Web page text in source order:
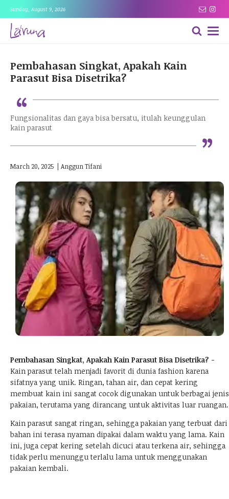
Sunday, August 9, 2026
Pembahasan Singkat, Apakah Kain
Parasut Bisa Disetrika?
“
Fungsionalitas dan gaya bisa bersatu, itulah keunggulan
kain parasut
“
March 20, 2025 Anggun Tifani
Pembahasan Singkat, Apakah Kain Parasut Bisa Disetrika? -
Kain parasut telah menjadi favorit di dunia fashion karena
sifatnya yang unik. Ringan, tahan air, dan cepat kering
membuat kain ini sangat cocok digunakan untuk berbagai jenis
pakaian, terutama yang dirancang untuk aktivitas luar ruangan.
Kain parasut sangat ringan, sehingga pakaian yang terbuat dari
bahan ini terasa nyaman dipakai dalam waktu yang lama. Kain
ini, juga cepat kering setelah dicuci atau terkena air, sehingga
tidak perlu menunggu terlalu lama untuk menggunakan
pakaian kembali.